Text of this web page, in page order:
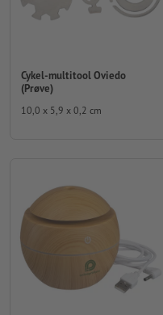
Cykel-multitool Oviedo
(Prøve)
10,0 x 5,9 x 0,2 cm